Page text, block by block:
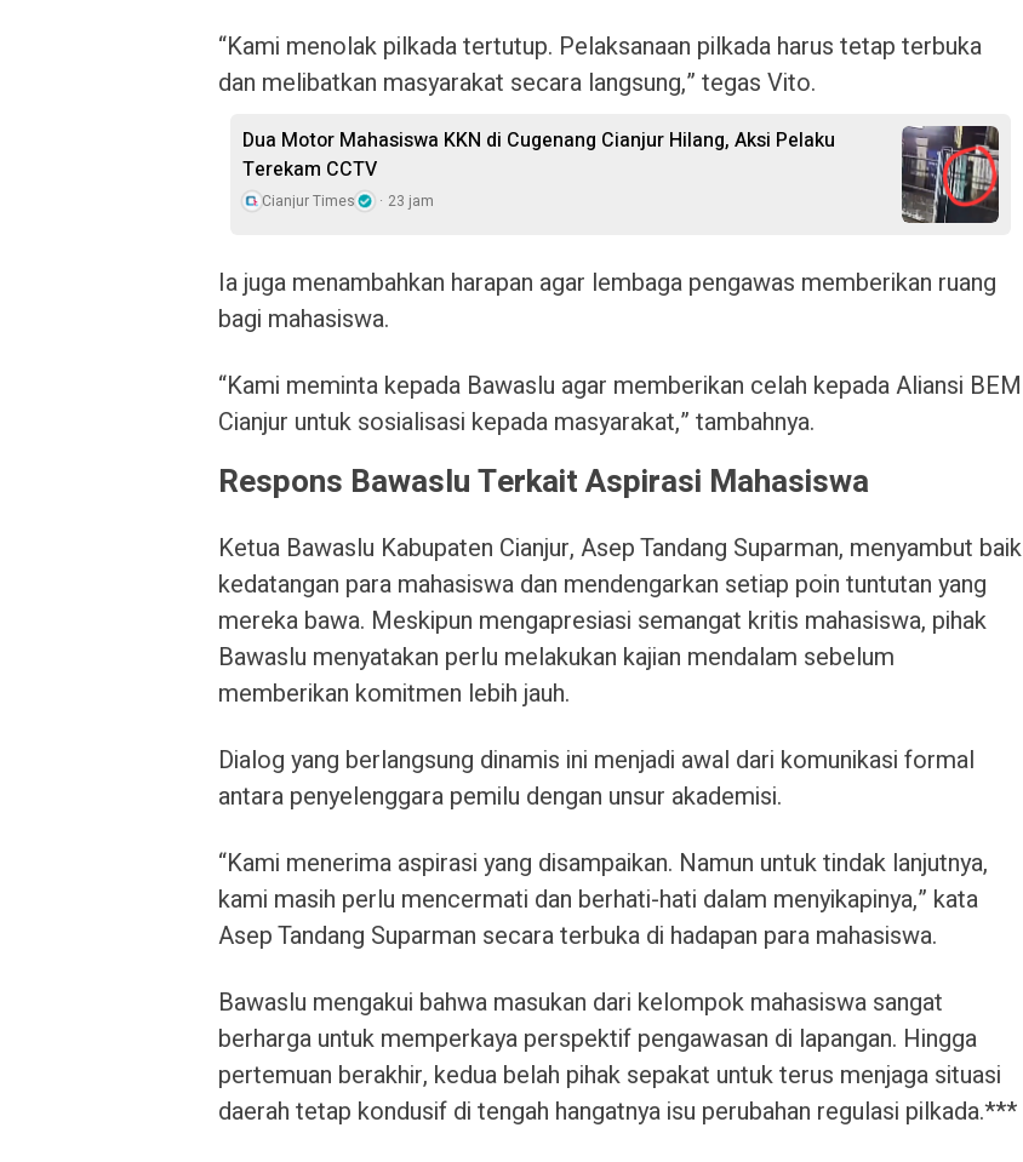
“Kami menolak pilkada tertutup. Pelaksanaan pilkada harus tetap terbuka
dan melibatkan masyarakat secara langsung,” tegas Vito.
Dua Motor Mahasiswa KKN di Cugenang Cianjur Hilang, Aksi Pelaku
Terekam CCTV
Cianjur Times 23 jam
Ia juga menambahkan harapan agar lembaga pengawas memberikan ruang
bagi mahasiswa.
“Kami meminta kepada Bawaslu agar memberikan celah kepada Aliansi BEM
Cianjur untuk sosialisasi kepada masyarakat,” tambahnya.
Respons Bawaslu Terkait Aspirasi Mahasiswa
Ketua Bawaslu Kabupaten Cianjur, Asep Tandang Suparman, menyambut baik
kedatangan para mahasiswa dan mendengarkan setiap poin tuntutan yang
mereka bawa. Meskipun mengapresiasi semangat kritis mahasiswa, pihak
Bawaslu menyatakan perlu melakukan kajian mendalam sebelum
memberikan komitmen lebih jauh.
Dialog yang berlangsung dinamis ini menjadi awal dari komunikasi formal
antara penyelenggara pemilu dengan unsur akademisi.
“Kami menerima aspirasi yang disampaikan. Namun untuk tindak lanjutnya,
kami masih perlu mencermati dan berhati-hati dalam menyikapinya,” kata
Asep Tandang Suparman secara terbuka di hadapan para mahasiswa.
Bawaslu mengakui bahwa masukan dari kelompok mahasiswa sangat
berharga untuk memperkaya perspektif pengawasan di lapangan. Hingga
pertemuan berakhir, kedua belah pihak sepakat untuk terus menjaga situasi
daerah tetap kondusif di tengah hangatnya isu perubahan regulasi pilkada.***